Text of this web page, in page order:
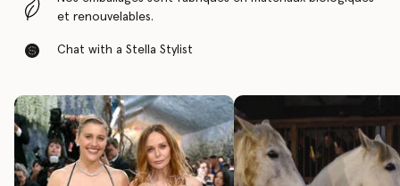
et renouvelables.
Chat with a Stella Stylist